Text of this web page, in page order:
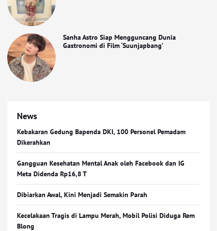
Sanha Astro Siap Mengguncang Dunia
Gastronomi di Film ‘Suunjapbang’
News
Kebakaran Gedung Bapenda DKI, 100 Personel Pemadam
Dikerahkan
Gangguan Kesehatan Mental Anak oleh Facebook dan IG
Meta Didenda Rp16,8 T
Dibiarkan Awal, Kini Menjadi Semakin Parah
Kecelakaan Tragis di Lampu Merah, Mobil Polisi Diduga Rem
Blong